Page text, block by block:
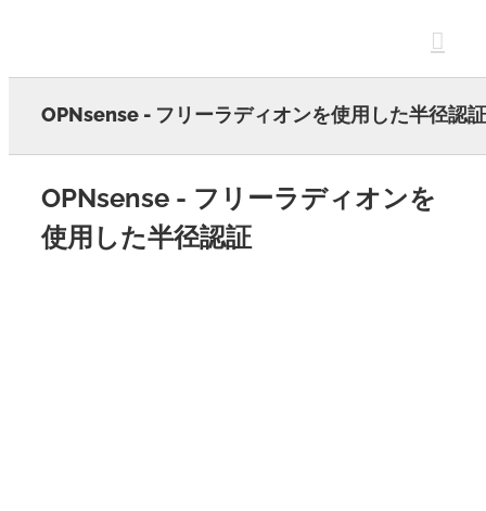
OPNsense - フリーラディオンを使用した半径認証
OPNsense - フリーラディオンを
使用した半径認証